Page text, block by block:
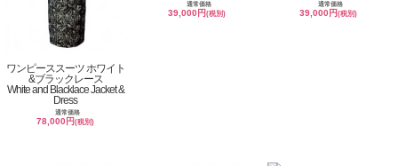
ワンピーススーツ ホワイト
&ブラックレース
White and Blacklace Jacket &
Dress
通常価格
78,000円(税別)
通常価格
39,000円(税別)
通常価格
39,000円(税別)